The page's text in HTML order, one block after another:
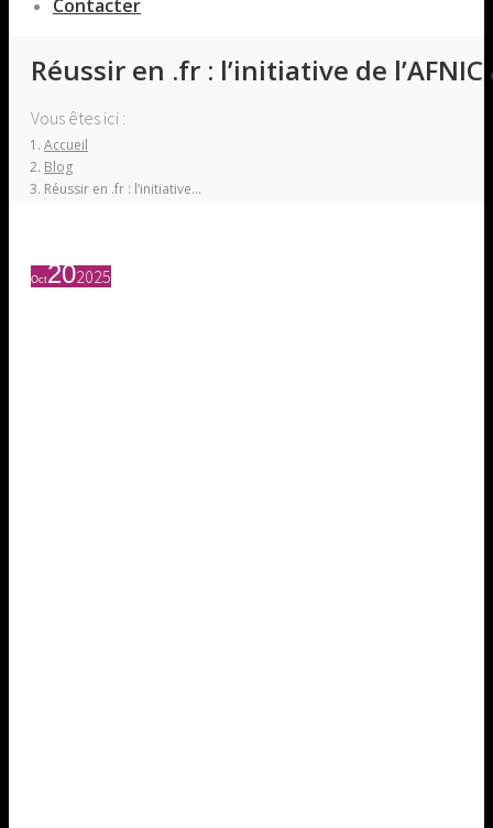
Contacter
Réussir en .fr : l’initiative de
Vous êtes ici :
Accueil
Blog
Réussir en .fr : l’initiative…
Oct202025